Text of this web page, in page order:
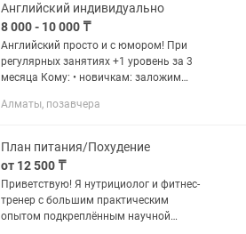
Английский индивидуально
8 000 - 10 000 ₸
Английский просто и с юмором! При
регулярных занятиях +1 уровень за 3
месяца Кому: • новичкам: заложим
грамматические конструкции, что
Алматы, позавчера
План питания/Похудение
от 12 500 ₸
Приветствую! Я нутрициолог и фитнес-
тренер с большим практическим
опытом подкреплённым научной